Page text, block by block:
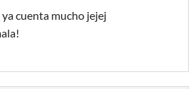
cuenta mucho jejej